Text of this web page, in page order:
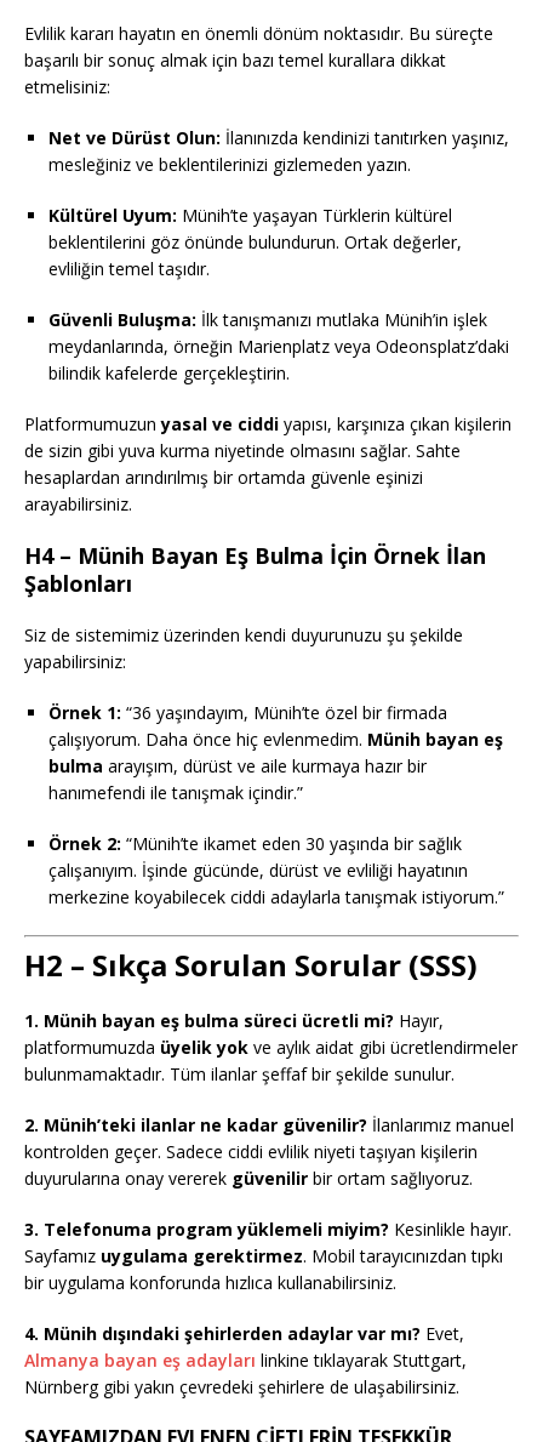
Evlilik kararı hayatın en önemli dönüm noktasıdır. Bu süreçte
başarılı bir sonuç almak için bazı temel kurallara dikkat
etmelisiniz:
Net ve Dürüst Olun: İlanınızda kendinizi tanıtırken yaşınız,
mesleğiniz ve beklentilerinizi gizlemeden yazın.
Kültürel Uyum: Münih’te yaşayan Türklerin kültürel
beklentilerini göz önünde bulundurun. Ortak değerler,
evliliğin temel taşıdır.
Güvenli Buluşma: İlk tanışmanızı mutlaka Münih’in işlek
meydanlarında, örneğin Marienplatz veya Odeonsplatz’daki
bilindik kafelerde gerçekleştirin.
Platformumuzunyasal ve ciddi yapısı, karşınıza çıkan kişilerin
de sizin gibi yuva kurma niyetinde olmasını sağlar. Sahte
hesaplardan arındırılmış bir ortamda güvenle eşinizi
arayabilirsiniz.
H4 – Münih Bayan Eş Bulma İçin Örnek İlan
Şablonları
Siz de sistemimiz üzerinden kendi duyurunuzu şu şekilde
yapabilirsiniz:
Örnek 1: “36 yaşındayım, Münih’te özel bir firmada
çalışıyorum. Daha önce hiç evlenmedim. Münih bayan eş
bulma arayışım, dürüst ve aile kurmaya hazır bir
hanımefendi ile tanışmak içindir.”
Örnek 2: “Münih’te ikamet eden 30 yaşında bir sağlık
çalışanıyım. İşinde gücünde, dürüst ve evliliği hayatının
merkezine koyabilecek ciddi adaylarla tanışmak istiyorum.”
H2 – Sıkça Sorulan Sorular (SSS)
1. Münih bayan eş bulma süreci ücretli mi? Hayır,
platformumuzda üyelik yok ve aylık aidat gibi ücretlendirmeler
bulunmamaktadır. Tüm ilanlar şeffaf bir şekilde sunulur.
2. Münih’teki ilanlar ne kadar güvenilir? İlanlarımız manuel
kontrolden geçer. Sadece ciddi evlilik niyeti taşıyan kişilerin
duyurularına onay vererek güvenilir bir ortam sağlıyoruz.
3. Telefonuma program yüklemeli miyim? Kesinlikle hayır.
Sayfamız uygulama gerektirmez. Mobil tarayıcınızdan tıpkı
bir uygulama konforunda hızlıca kullanabilirsiniz.
4. Münih dışındaki şehirlerden adaylar var mı? Evet,
Almanya bayan eş adayları linkine tıklayarak Stuttgart,
Nürnberg gibi yakın çevredeki şehirlere de ulaşabilirsiniz.